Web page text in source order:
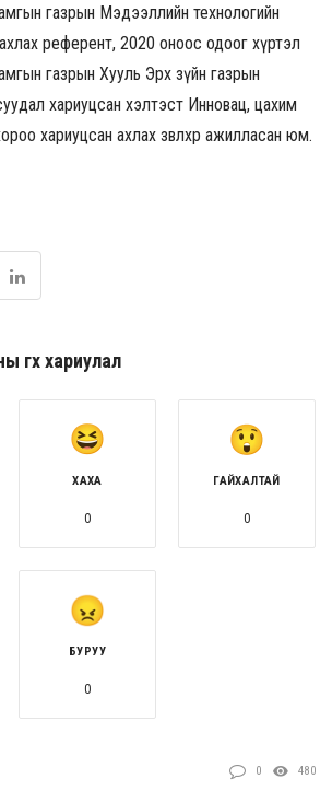
газрын Мэдээллийн технологийн
референт, 2020 оноос одоог хүртэл
газрын Хууль Эрх зүйн газрын
хариуцсан хэлтэст Инновац, цахим
хариуцсан ахлах зөвлөхөөр ажилласан юм.
хариулал
ХАХА
0
ГАЙХАЛТАЙ
0
БУРУУ
0
0 480